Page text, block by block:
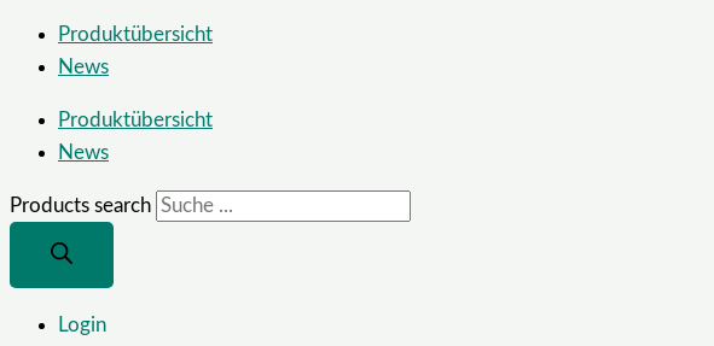
Produktübersicht
News
Produktübersicht
News
Products search
Login